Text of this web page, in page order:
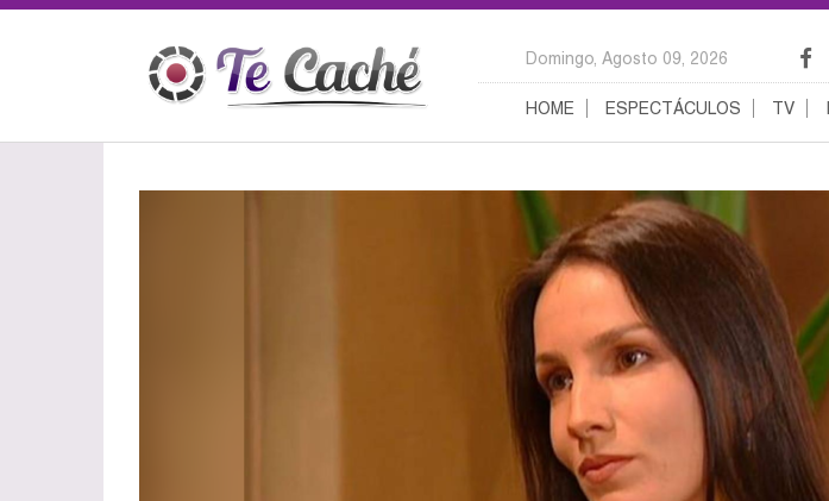
Domingo, Agosto 09, 2026
HOME ESPECTÁCULOS TV